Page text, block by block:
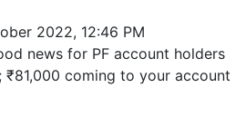
2022, 12:46 PM
news for PF account holders
coming to your account